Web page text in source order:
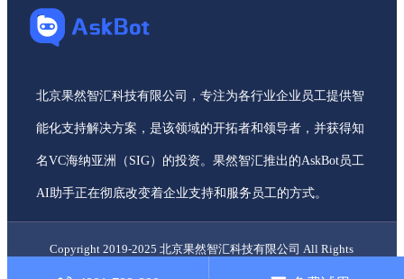
北京果然智汇科技有限公司，专注为各行业企业员工提供智
能化支持解决方案，是该领域的开拓者和领导者，并获得知
名VC海纳亚洲（SIG）的投资。果然智汇推出的AskBot员工
AI助手正在彻底改变着企业支持和服务员工的方式。
Copyright 2019-2025 北京果然智汇科技有限公司 All Rights